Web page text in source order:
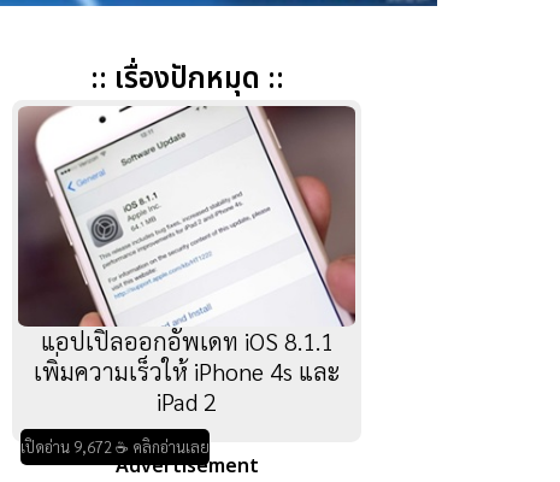
:: เรื่องปักหมุด ::
แอปเปิลออกอัพเดท iOS 8.1.1
เพิ่มความเร็วให้ iPhone 4s และ
iPad 2
เปิดอ่าน 9,672 ☕ คลิกอ่านเลย
Advertisement